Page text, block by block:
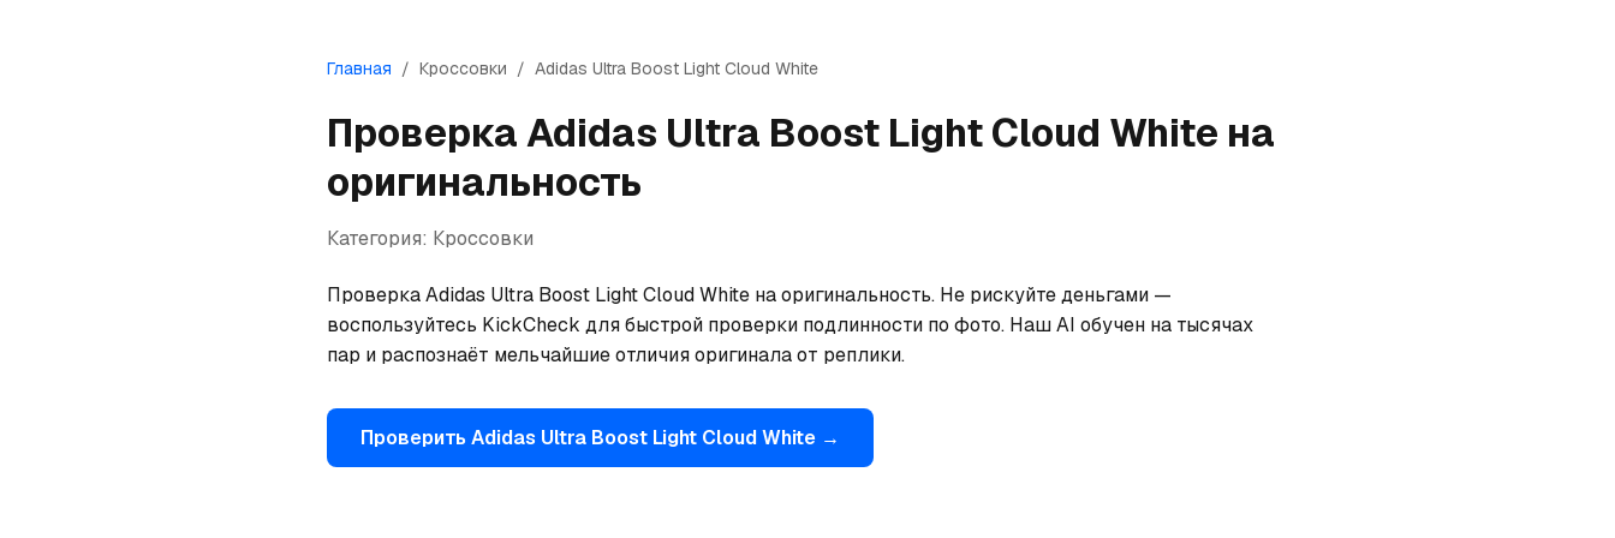
Главная / Кроссовки / Adidas Ultra Boost Light Cloud White
ПроверкаAdidas Ultra Boost Light Cloud White на
оригинальность
Категория: Кроссовки
Проверка Adidas Ultra Boost Light Cloud White на оригинальность. Не рискуйте деньгами —
воспользуйтесь KickCheck для быстрой проверки подлинности по фото. Наш AI обучен на тысячах
пар и распознаёт мельчайшие отличия оригинала от реплики.
Проверить Adidas Ultra Boost Light Cloud White →